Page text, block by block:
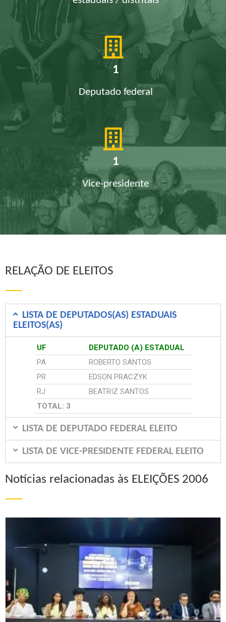
1
Deputado federal
1
Vice-presidente
RELAÇÃO DE ELEITOS
LISTA DE DEPUTADOS(AS) ESTADUAIS
ELEITOS(AS)
UF
DEPUTADO (A) ESTADUAL
PA
ROBERTO SANTOS
PR
EDSON PRACZYK
RJ
BEATRIZ SANTOS
TOTAL: 3
LISTA DE DEPUTADO FEDERAL ELEITO
LISTA DE VICE-PRESIDENTE FEDERAL ELEITO
Notícias relacionadas às ELEIÇÕES 2006